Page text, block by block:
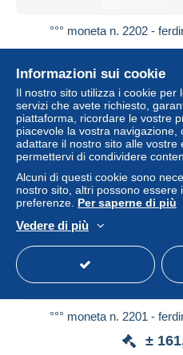
°°° moneta n. 2202 -
Stato
°°° moneta n. 2201 -
±
Informazioni sui cookie
Il nostro sito utilizza i cookie per
servizi che avete richiesto,
piattaforma, ricordare le vostre
piacevole la vostra navigazione,
adattare il nostro sito alle vostre
permettervi di condividere
Alcuni di questi cookie sono
nostro sito, altri possono essere
preferenze. Per saperne di più
Vedere di più